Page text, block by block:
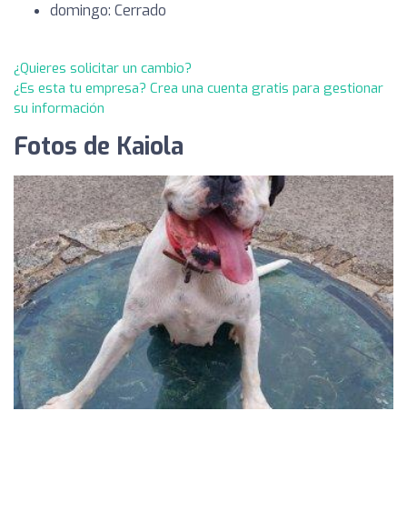
domingo: Cerrado
¿Quieres solicitar un cambio?
¿Es esta tu empresa? Crea una cuenta gratis para gestionar
su información
Fotos de Kaiola